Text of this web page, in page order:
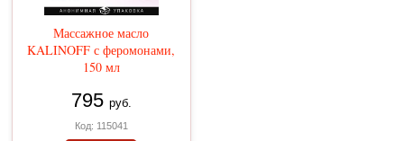
Массажное масло
KALINOFF с феромонами,
150 мл
795 руб.
Код: 115041